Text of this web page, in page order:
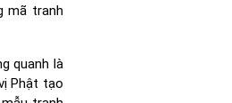
mã tranh
quanh là
Phật tạo